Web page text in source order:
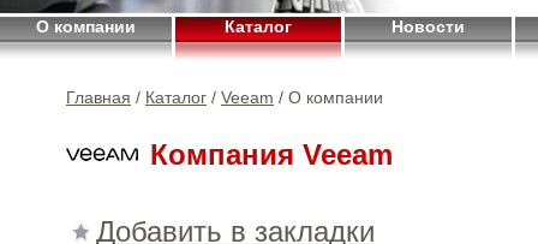
О компании Каталог Новости
Главная / Каталог / Veeam / О компании
Компания Veeam
Добавить в закладки